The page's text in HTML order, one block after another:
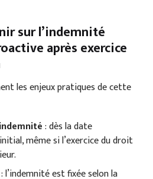
sur l’indemnité
après exercice
les enjeux pratiques de cette
: dès la date
même si l’exercice du droit
: l’indemnité est fixée selon la